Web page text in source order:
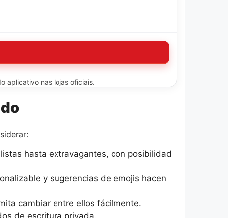
aplicativo nas lojas oficiais.
hasta extravagantes, con posibilidad
y sugerencias de emojis hacen
cambiar entre ellos fácilmente.
de escritura privada.